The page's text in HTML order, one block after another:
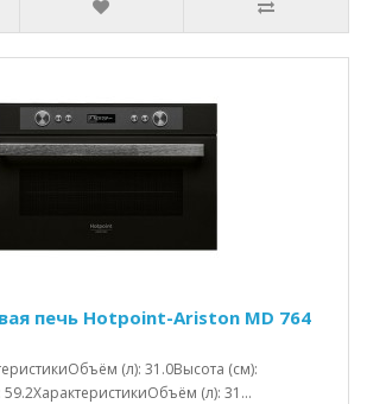
печь Hotpoint-Ariston MD 764
(л): 31.0Высота (см):
(л): 31...